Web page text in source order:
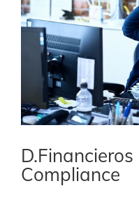
grande
Compliance